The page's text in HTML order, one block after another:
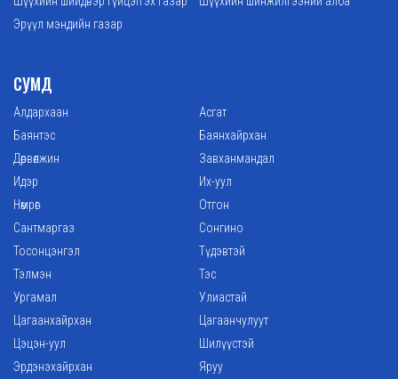
Эрүүл мэндийн газар
СУМД
Алдархаан
Асгат
Баянтэс
Баянхайрхан
Дөрвөлжин
Завханмандал
Идэр
Их-уул
Нөмрөг
Отгон
Сантмаргаз
Сонгино
Тосонцэнгэл
Түдэвтэй
Тэлмэн
Тэс
Ургамал
Улиастай
Цагаанхайрхан
Цагаанчулуут
Цэцэн-уул
Шилүүстэй
Эрдэнэхайрхан
Яруу